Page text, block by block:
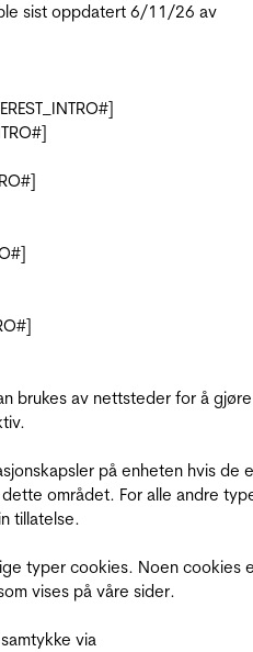
sist oppdatert 6/11/26 av
brukes av nettsteder for å gjøre
på enheten hvis de
området. For alle andre
tillatelse.
typer cookies. Noen cookies
vises på våre sider.
via